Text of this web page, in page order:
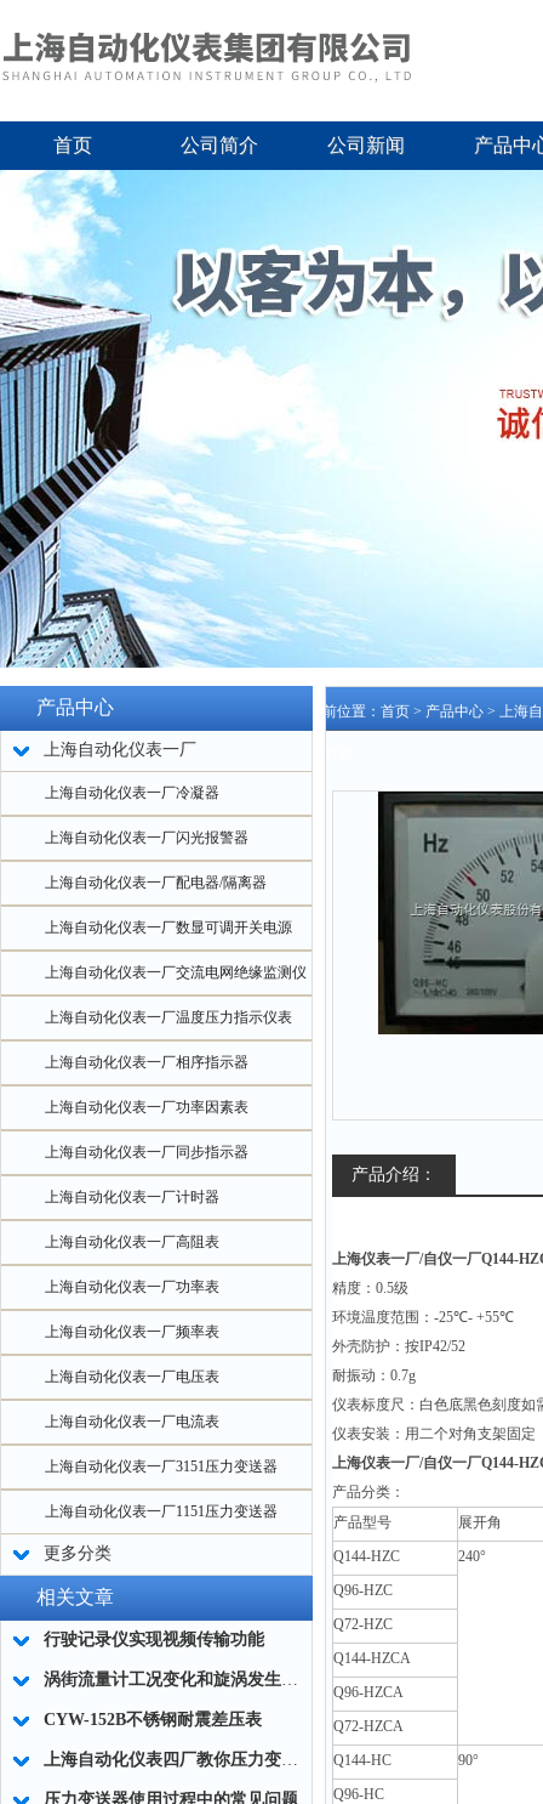
首页 公司简介 公司新闻 产品中
产品中心
上海自动化仪表一厂
上海自动化仪表一厂冷凝器
上海自动化仪表一厂闪光报警器
上海自动化仪表一厂配电器/隔离器
上海自动化仪表一厂数显可调开关电源
上海自动化仪表一厂交流电网绝缘监测仪
上海自动化仪表一厂温度压力指示仪表
上海自动化仪表一厂相序指示器
上海自动化仪表一厂功率因素表
上海自动化仪表一厂同步指示器
上海自动化仪表一厂计时器
上海自动化仪表一厂高阻表
上海自动化仪表一厂功率表
上海自动化仪表一厂频率表
上海自动化仪表一厂电压表
上海自动化仪表一厂电流表
上海自动化仪表一厂3151压力变送器
上海自动化仪表一厂1151压力变送器
更多分类
相关文章
行驶记录仪实现视频传输功能
涡街流量计工况变化和旋涡发生体状况变化对流量示值的影响
CYW-152B不锈钢耐震差压表
上海自动化仪表四厂教你压力变送器如何使用
压力变送器使用过程中的常见问题
当前位置： 首页 > 产品中心 > 上海
产品介绍：
上海仪表一厂/自仪一厂Q144-
精度： 0.5级
环境温度范围： -25℃- +55℃
外壳防护：按IP42/52
耐振动： 0.7g
仪表标度尺：白色底黑色刻度如
仪表安装：用二个对角支架固定
上海仪表一厂/自仪一厂Q144-
产品分类：
产品型号
展开角
Q144-HZC
240°
Q96-HZC
Q72-HZC
Q144-HZCA
Q96-HZCA
Q72-HZCA
Q144-HC
90°
Q96-HC